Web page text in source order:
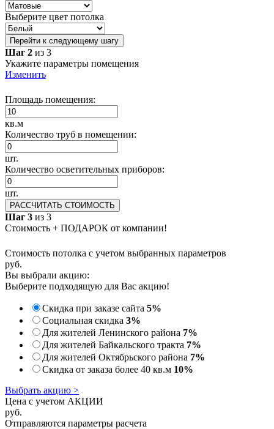
Выберите цвет потолка
Перейти к следующему шагу
Шаг 2 из 3
Укажите параметры помещения
Изменить
Площадь помещения:
кв.м
Количество труб в помещении:
шт.
Количество осветительных приборов:
шт.
РАССЧИТАТЬ СТОИМОСТЬ
Шаг 3 из 3
Стоимость + ПОДАРОК от компании!
Стоимость потолка с учетом выбранных параметров
руб.
Вы выбрали акцию:
Выберите подходящую для Вас акцию!
Скидка при заказе сайта 5%
Социальная скидка 3%
Для жителей Ленинского района 7%
Для жителей Байкальского тракта 7%
Для жителей Октябрьского района 7%
Скидка от заказа более 40 кв.м 10%
Выбрать акцию >
Цена с учетом АКЦИИ
руб.
Отправляются параметры расчета